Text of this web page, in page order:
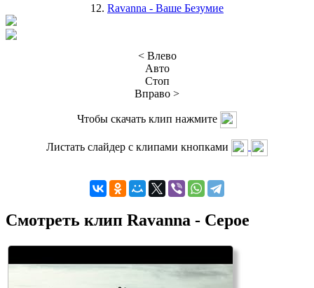
12. Ravanna - Ваше Безумие
< Влево
Авто
Стоп
Вправо >
Чтобы скачать клип нажмите
Листать слайдер с клипами кнопками
Смотреть клип Ravanna - Серое